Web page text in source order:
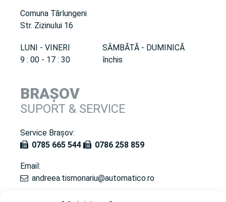
Comuna Tărlungeni
Str. Zizinului 16
LUNI - VINERI
9 : 00 - 17 : 30
SÂMBĂTĂ - DUMINICĂ
închis
BRAȘOV
SUPORT & SERVICE
Service Brașov:
0785 665 544
0786 258 859
Email:
andreea.tismonariu@automatico.ro